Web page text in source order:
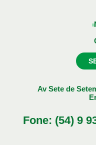
Av Sete de
Fone: (54) 9